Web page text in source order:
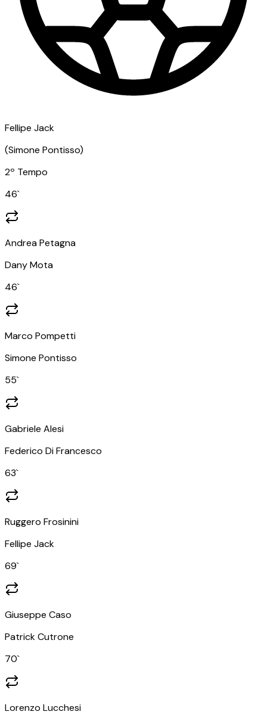
Fellipe Jack
(Simone Pontisso)
2º Tempo
46`
Andrea Petagna
Dany Mota
46`
Marco Pompetti
Simone Pontisso
55`
Gabriele Alesi
Federico Di Francesco
63`
Ruggero Frosinini
Fellipe Jack
69`
Giuseppe Caso
Patrick Cutrone
70`
Lorenzo Lucchesi